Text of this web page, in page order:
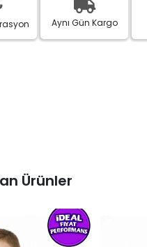
Aynı Gün Kargo
Ürünler